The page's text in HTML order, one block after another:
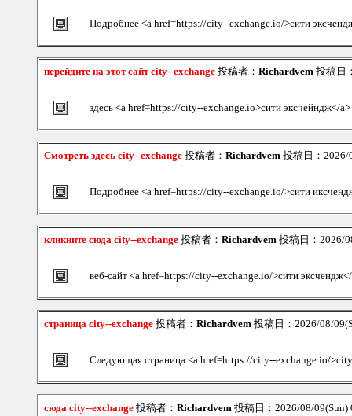
Подробнее <a href=https://city--exchange.io/>сити
перейдите на этот сайт city--exchange 投稿者： Richardvem 投稿日
здесь <a href=https://city--exchange.io>сити эксчейндж</a>
Смотреть здесь city--exchange 投稿者： Richardvem 投稿日：
Подробнее <a href=https://city--exchange.io/>сити
кликните сюда city--exchange 投稿者： Richardvem 投稿日：2026/
веб-сайт <a href=https://city--exchange.io/>сити
страница city--exchange 投稿者： Richardvem 投稿日：2026/08/
Следующая страница <a href=https://city--exchange.io/
сюда city--exchange 投稿者： Richardvem 投稿日：2026/08/